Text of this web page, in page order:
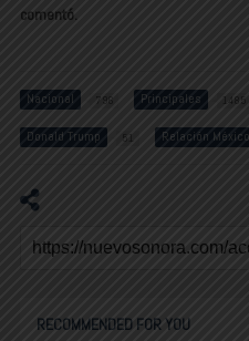
comentó.
Nacional 796 Principales 1485
Donald Trump 51 Relación
RECOMMENDED FOR YOU